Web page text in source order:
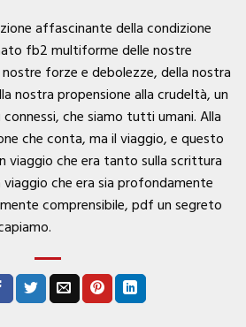
affascinante della condizione
fb2 multiforme delle nostre
forze e debolezze, della nostra
nostra propensione alla crudeltà, un
che siamo tutti umani. Alla
che conta, ma il viaggio, e questo
viaggio che era tanto sulla scrittura
che era sia profondamente
comprensibile, pdf un segreto